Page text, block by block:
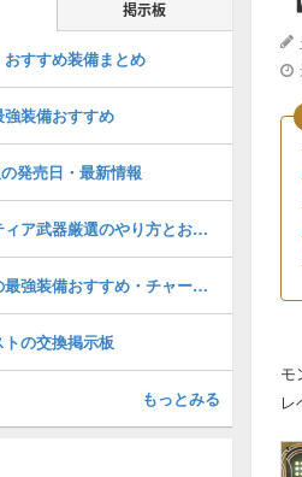
モ
レ
掲示板
すすめ装備まとめ
強装備おすすめ
発売日・最新情報
巨戟アーティア武器厳選のやり方とおすすめスキル
チャアクの最強装備おすすめ・チャージアックス
の交換掲示板
もっとみる